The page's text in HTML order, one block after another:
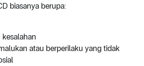
biasanya berupa:
atau berperilaku yang tidak